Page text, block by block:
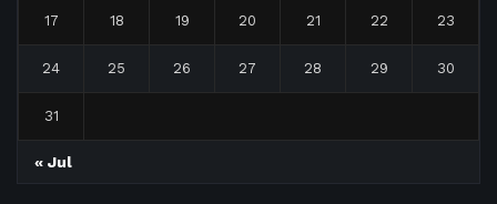
17 18 19 20 21 22 23
24 25 26 27 28 29 30
31
« Jul